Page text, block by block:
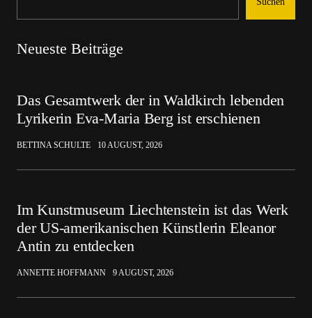
Neueste Beiträge
Das Gesamtwerk der in Waldkirch lebenden
Lyrikerin Eva-Maria Berg ist erschienen
BETTINA SCHULTE 10 AUGUST, 2026
Im Kunstmuseum Liechtenstein ist das Werk
der US-amerikanischen Künstlerin Eleanor
Antin zu entdecken
ANNETTE HOFFMANN 9 AUGUST, 2026